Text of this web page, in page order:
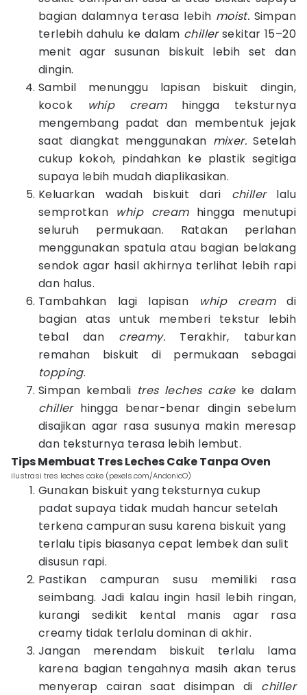
bagian dalamnya terasa lebih moist. Simpan
terlebih dahulu ke dalam chillersekitar 15–20
menit agar susunan biskuit lebih set dan
dingin.
Sambil menunggu lapisan biskuit dingin,
kocok
whip creamhingga teksturnya
mengembang padat dan membentuk jejak
saat diangkat menggunakan mixer. Setelah
cukup kokoh, pindahkan ke plastik segitiga
supaya lebih mudah diaplikasikan.
Keluarkan wadah biskuit dari chiller lalu
semprotkan whip creamhingga menutupi
seluruh permukaan. Ratakan perlahan
menggunakan spatula atau bagian belakang
sendok agar hasil akhirnya terlihat lebih rapi
dan halus.
Tambahkan lagi lapisan whip creamdi
bagian atas untuk memberi tekstur lebih
tebal dan creamy. Terakhir, taburkan
remahan biskuit di permukaan sebagai
topping.
Simpan kembali tres leches cakeke dalam
chiller hingga benar-benar dingin sebelum
disajikan agar rasa susunya makin meresap
dan teksturnya terasa lebih lembut.
Tips Membuat Tres Leches Cake Tanpa Oven
ilustrasi tres leches cake (pexels.com/AndonicO)
Gunakan biskuit yang teksturnya cukup
padat supaya tidak mudah hancur setelah
terkena campuran susu karena biskuit yang
terlalu tipis biasanya cepat lembek dan sulit
disusun rapi.
Pastikan campuran susu memiliki rasa
seimbang. Jadi kalau ingin hasil lebih ringan,
kurangi sedikit kental manis agar rasa
creamy tidak terlalu dominan di akhir.
Jangan merendam biskuit terlalu lama
karena bagian tengahnya masih akan terus
menyerap cairan saat disimpan di chiller